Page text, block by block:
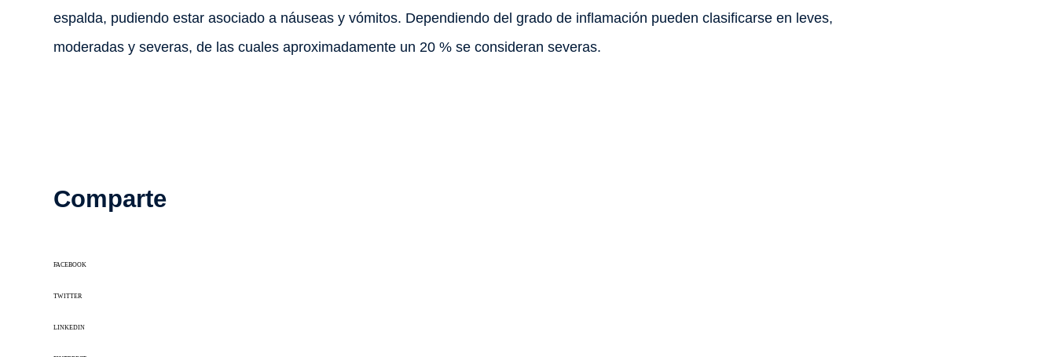
espalda, pudiendo estar asociado a náuseas y vómitos. Dependiendo del grado de inflamación pueden clasificarse en leves,
moderadas y severas, de las cuales aproximadamente un 20 % se consideran severas.
Comparte
FACEBOOK
TWITTER
LINKEDIN